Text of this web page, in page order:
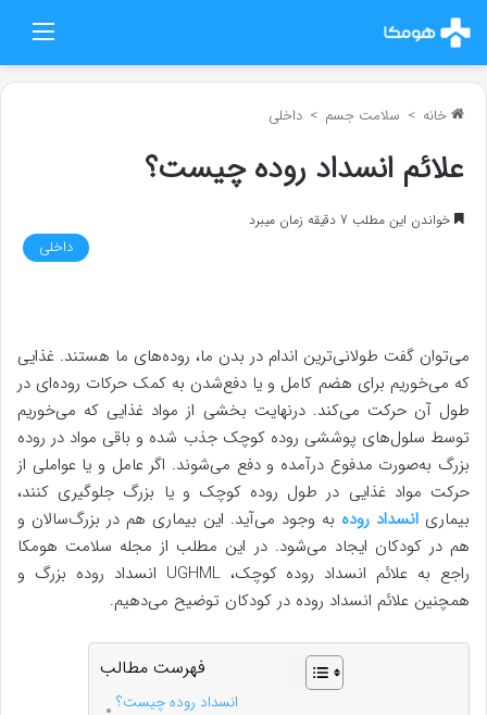
خانه > سلامت جسم > داخلی
علائم انسداد روده چیست؟
خواندن این مطلب 7 دقیقه زمان میبرد
داخلی
می‌توان گفت طولانی‌ترین اندام در بدن ما، روده‌های ما هستند. غذایی
که می‌خوریم برای هضم کامل و یا دفع‌شدن به کمک حرکات روده‌ای در
طول آن حرکت می‌کند. درنهایت بخشی از مواد غذایی که می‌خوریم
توسط سلول‌های پوششی روده کوچک جذب شده و باقی‌ مواد در روده
بزرگ به‌صورت مدفوع درآمده و دفع می‌شوند. اگر عامل و یا عواملی از
حرکت مواد غذایی در طول روده کوچک و یا بزرگ جلوگیری کنند،
بیماری انسداد روده به وجود می‌آید. این بیماری هم در بزرگ‌سالان و
هم در کودکان ایجاد می‌شود. در این مطلب از مجله سلامت هومکا
راجع به علائم انسداد روده کوچک، UGHML انسداد روده بزرگ و
همچنین علائم انسداد روده در کودکان توضیح می‌دهیم.
فهرست مطالب
انسداد روده چیست؟